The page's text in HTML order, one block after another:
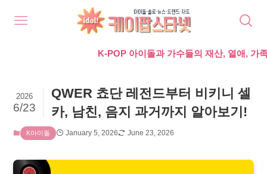
K-POP 아이돌과 가수들의 재산, 열애, 가족, 라이프,
QWER 쵸단 레전드부터 비키니 셀
카, 남친, 음지 과거까지 알아보기!
2026
6/23
K아이돌 January 5, 2026 June 23, 2026